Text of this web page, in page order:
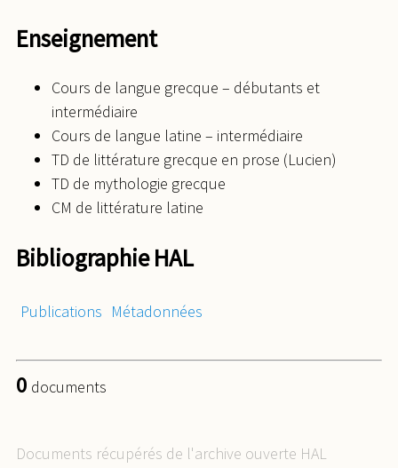
Enseignement
Cours de langue grecque – débutants et
intermédiaire
Cours de langue latine – intermédiaire
TD de littérature grecque en prose (Lucien)
TD de mythologie grecque
CM de littérature latine
Bibliographie HAL
Publications Métadonnées
0 documents
Documents récupérés de l'archive ouverte HAL